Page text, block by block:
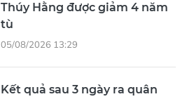
Thúy Hằng được giảm 4 năm
tù
05/08/2026 13:29
Kết quả sau 3 ngày ra quân